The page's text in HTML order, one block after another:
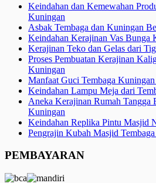
Keindahan dan Kemewahan
Kuningan
Asbak Tembaga dan Kuningan
Keindahan Kerajinan Vas Bunga
Kerajinan Teko dan Gelas dari
Proses Pembuatan Kerajinan
Kuningan
Manfaat Guci Tembaga
Keindahan Lampu Meja dari
Aneka Kerajinan Rumah Tangga
Kuningan
Keindahan Replika Pintu Masjid
Pengrajin Kubah Masjid
PEMBAYARAN